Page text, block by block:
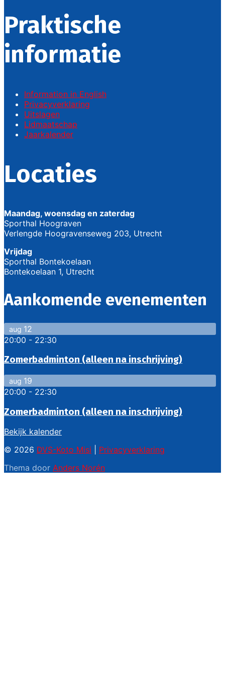
Praktische
informatie
Information in English
Privacyverklaring
Uitslagen
Lidmaatschap
Jaarkalender
Locaties
Maandag, woensdag en zaterdag
Sporthal Hoograven
Verlengde Hoogravenseweg 203, Utrecht
Vrijdag
Sporthal Bontekoelaan
Bontekoelaan 1, Utrecht
Aankomende evenementen
aug 12
20:00 - 22:30
Zomerbadminton (alleen na inschrijving)
aug 19
20:00 - 22:30
Zomerbadminton (alleen na inschrijving)
Bekijk kalender
© 2026 DVS-Koto Misi
Privacyverklaring
Thema door Anders Norén